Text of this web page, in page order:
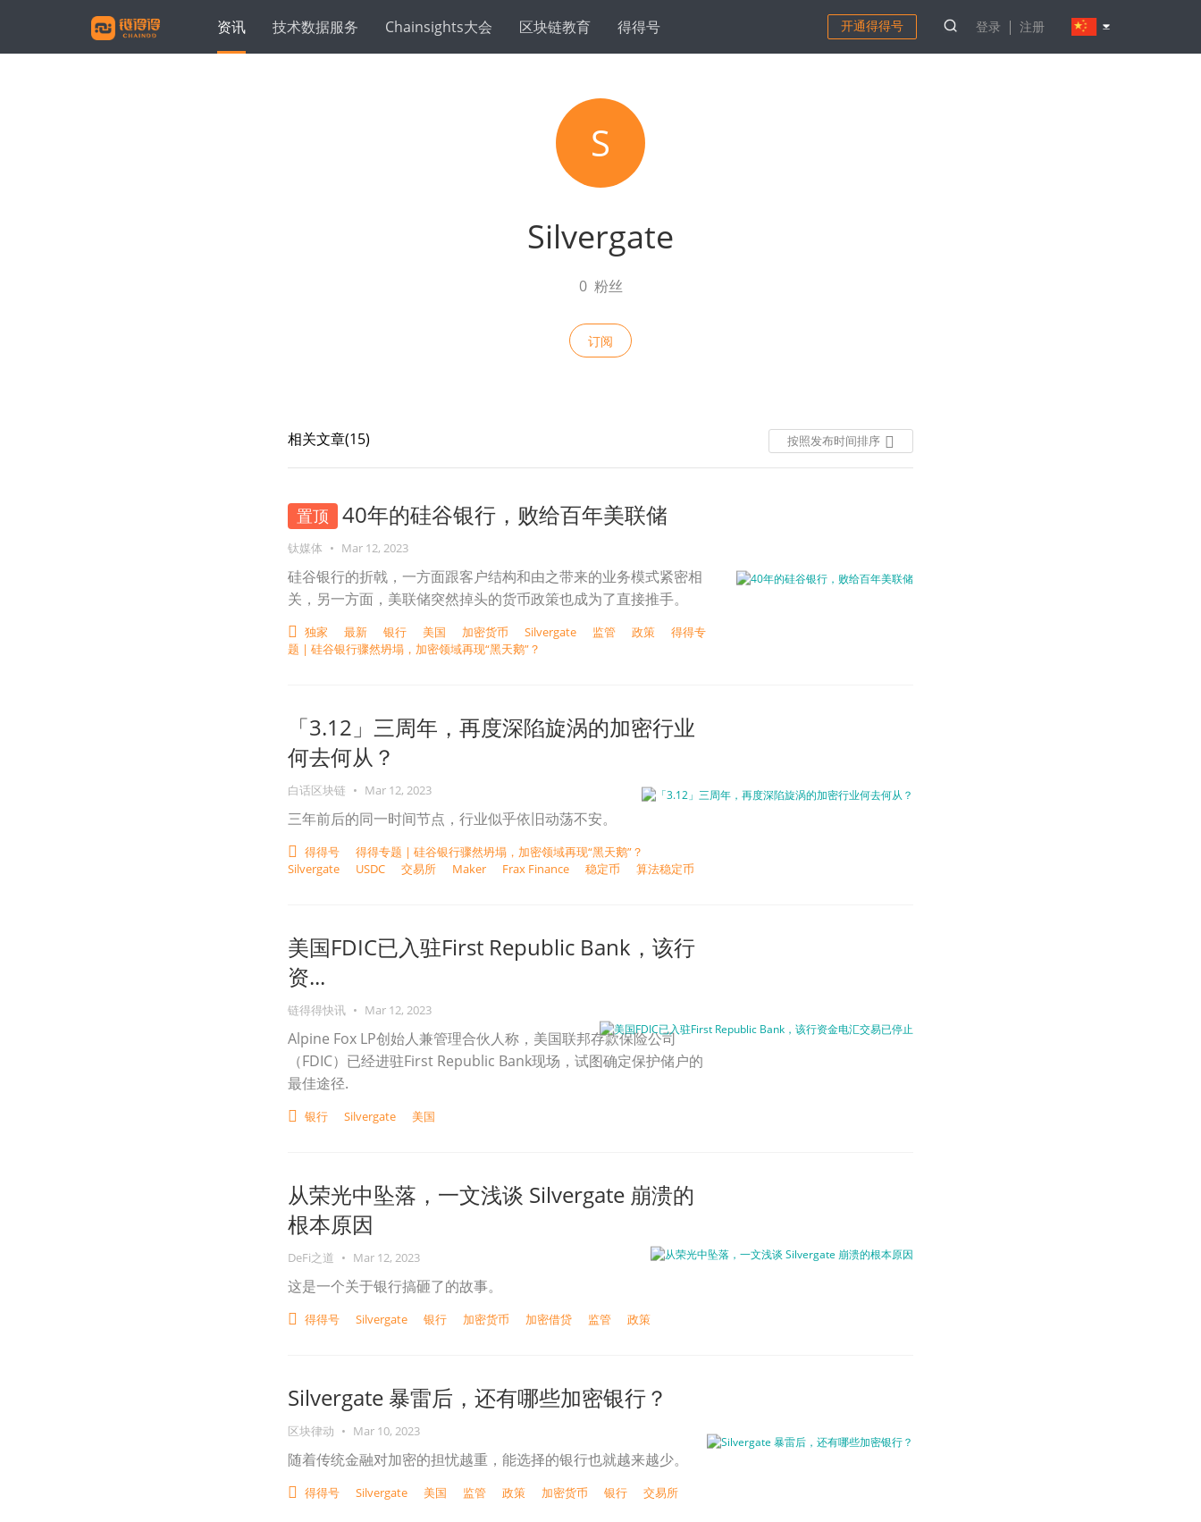
资讯 技术数据服务 Chainsights大会 区块链教育 得得号 开通得得号 登录 注册
S
Silvergate
0粉丝
订阅
按照发布时间排序
按照发布时间排序
相关文章(15)
置顶 40年的硅谷银行，败给百年美联储
钛媒体 • Mar 12, 2023
硅谷银行的折戟，一方面跟客户结构和由之带来的业务模式紧密相
关，另一方面，美联储突然掉头的货币政策也成为了直接推手。
独家 最新 银行 美国 加密货币 Silvergate 监管 政策
得得专
题 | 硅谷银行骤然坍塌，加密领域再现“黑天鹅”？
「3.12」三周年，再度深陷旋涡的加密行业
何去何从？
白话区块链 • Mar 12, 2023
三年前后的同一时间节点，行业似乎依旧动荡不安。
得得号
得得专题 | 硅谷银行骤然坍塌，加密领域再现“黑天鹅”？
Silvergate
USDC 交易所 Maker Frax Finance 稳定币 算法稳定币
美国FDIC已入驻First Republic Bank，该行
资...
链得得快讯 • Mar 12, 2023
Alpine Fox LP创始人兼管理合伙人称，美国联邦存款保险公司
（FDIC）已经进驻First Republic Bank现场，试图确定保护储户的
最佳途径.
银行 Silvergate 美国
从荣光中坠落，一文浅谈 Silvergate 崩溃的
根本原因
DeFi之道 • Mar 12, 2023
这是一个关于银行搞砸了的故事。
得得号 Silvergate 银行 加密货币 加密借贷 监管 政策
Silvergate 暴雷后，还有哪些加密银行？
区块律动 • Mar 10, 2023
随着传统金融对加密的担忧越重，能选择的银行也就越来越少。
得得号 Silvergate 美国 监管 政策 加密货币 银行 交易所